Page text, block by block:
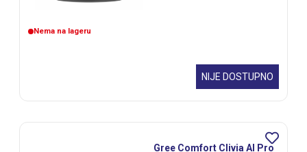
Nema na lageru
NIJE DOSTUPNO
Gree Comfort Clivia Al Pro